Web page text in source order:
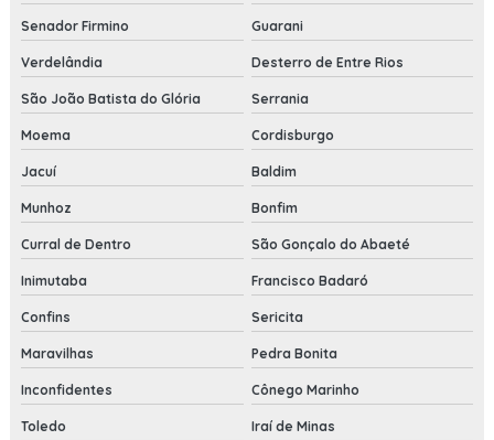
Senador Firmino Guarani
Verdelândia Desterro de Entre Rios
São João Batista do Glória Serrania
Moema Cordisburgo
Jacuí Baldim
Munhoz Bonfim
Curral de Dentro São Gonçalo do Abaeté
Inimutaba Francisco Badaró
Confins Sericita
Maravilhas Pedra Bonita
Inconfidentes Cônego Marinho
Toledo Iraí de Minas